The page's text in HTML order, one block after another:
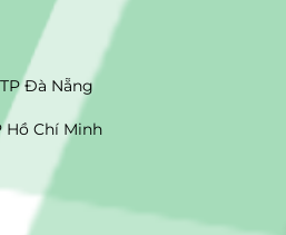
Đà Nẵng
Hồ Chí Minh